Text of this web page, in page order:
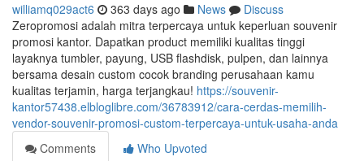
williamq029act6 363 days ago News
Discuss
Zeropromosi adalah mitra terpercaya untuk keperluan souvenir
promosi kantor. Dapatkan product memiliki kualitas tinggi
layaknya tumbler, payung, USB flashdisk, pulpen, dan lainnya
bersama desain custom cocok branding perusahaan kamu
kualitas terjamin, harga terjangkau! https://souvenir-
kantor57438.elbloglibre.com/36783912/cara-cerdas-memilih-
vendor-souvenir-promosi-custom-terpercaya-untuk-usaha-anda
Comments
Who Upvoted